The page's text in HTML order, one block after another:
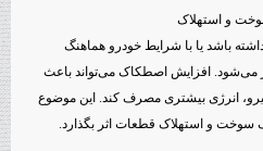
و استهلاک
باشد یا با شرایط خودرو هماهنگ
می‌شود. افزایش اصطکاک می‌تواند باعث
انرژی بیشتری مصرف کند. این موضوع
و استهلاک قطعات اثر بگذارد.